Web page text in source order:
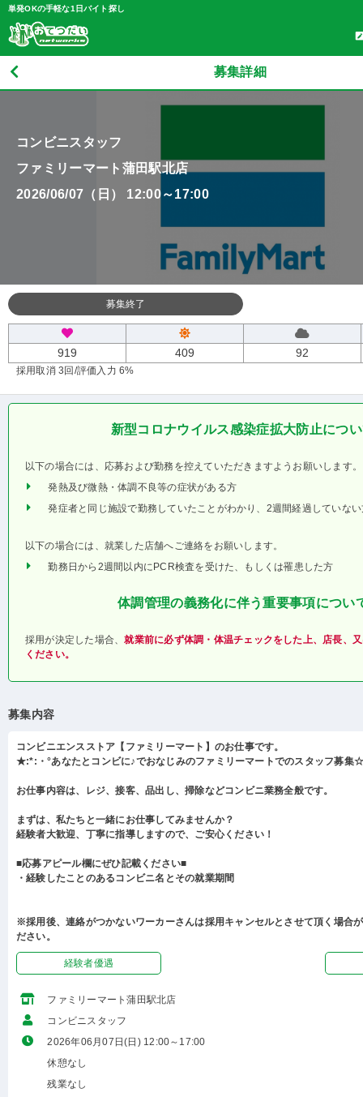
単発OKの手軽な1日バイト探し
募集詳細
コンビニスタッフ
ファミリーマート蒲田駅北店
2026/06/07（日） 12:00～17:00
募集終了
919 409 92
採用取消 3回 /評価入力 6%
新型コロナウイルス感染症拡大防止につ
以下の場合には、応募および勤務を控えていただきますようお願いします。
発熱及び微熱・体調不良等の症状がある方
発症者と同じ施設で勤務していたことがわかり、2週間経過していな
以下の場合には、就業した店舗へご連絡をお願いします。
勤務日から2週間以内にPCR検査を受けた、もしくは罹患した方
体調管理の義務化に伴う重要事項につい
採用が決定した場合、就業前に必ず体調・体温チェックをした上、店長、
ください。
募集内容
コンビニエンスストア【ファミリーマート】のお仕事です。
★:*:・°あなたとコンビに♪でおなじみのファミリーマートでのスタッフ募集
お仕事内容は、レジ、接客、品出し、掃除などコンビニ業務全般です。
まずは、私たちと一緒にお仕事してみませんか？
経験者大歓迎、丁寧に指導しますので、ご安心ください！
■応募アピール欄にぜひ記載ください■
・経験したことのあるコンビニ名とその就業期間
※採用後、連絡がつかないワーカーさんは採用キャンセルとさせて頂く場合
ださい。
経験者優遇
ファミリーマート蒲田駅北店
コンビニスタッフ
2026年06月07日(日) 12:00～17:00
休憩なし
残業なし